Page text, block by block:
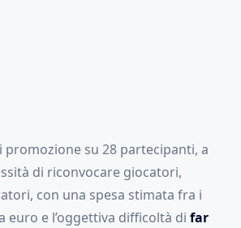
promozione su 28 partecipanti, a
di riconvocare giocatori,
con una spesa stimata fra i
euro e l’oggettiva difficoltà di far